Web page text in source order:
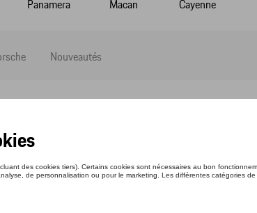
Panamera Macan Cayenne
Nouveautés
- MARTINI RACING